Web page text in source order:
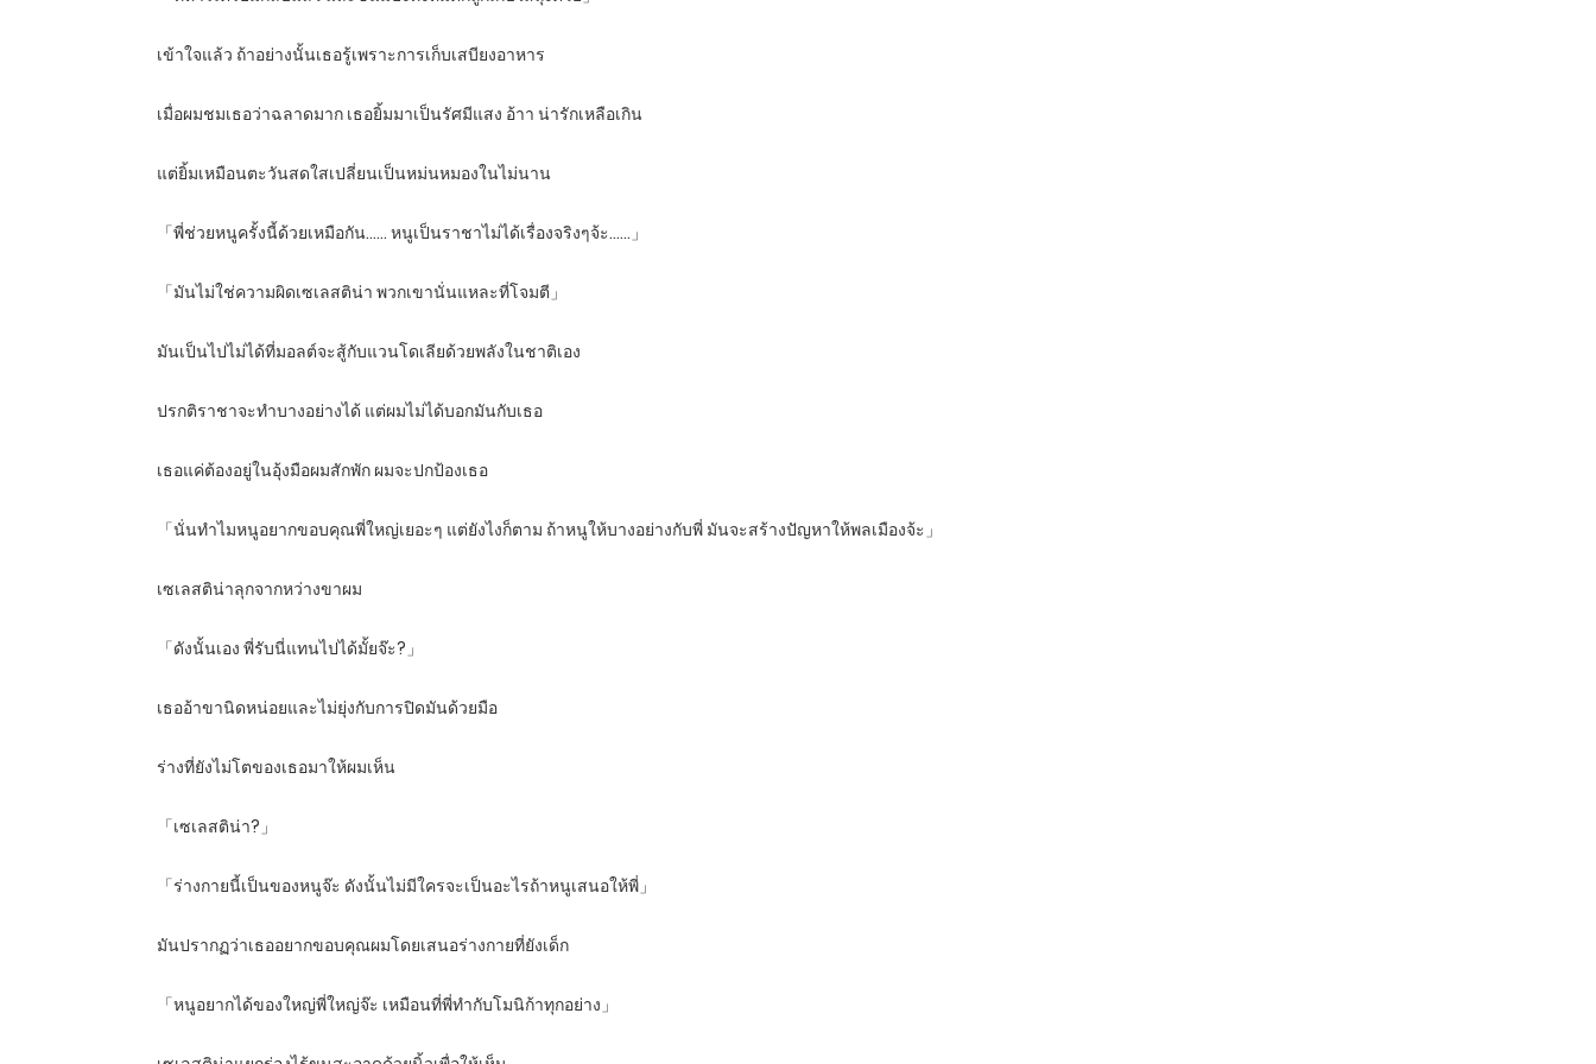
เข้าใจแล้ว ถ้าอย่างนั้นเธอรู้เพราะการเก็บเสบียงอาหาร
เมื่อผมชมเธอว่าฉลาดมาก เธอยิ้มมาเป็นรัศมีแสง อ้าา น่ารักเหลือเกิน
แต่ยิ้มเหมือนตะวันสดใสเปลี่ยนเป็นหม่นหมองในไม่นาน
「พี่ช่วยหนูครั้งนี้ด้วยเหมือกัน…… หนูเป็นราชาไม่ได้เรื่องจริงๆจ้ะ……」
「มันไม่ใช่ความผิดเซเลสติน่า พวกเขานั่นแหละที่โจมตี」
มันเป็นไปไม่ได้ที่มอลต์จะสู้กับแวนโดเลียด้วยพลังในชาติเอง
ปรกติราชาจะทำบางอย่างได้ แต่ผมไม่ได้บอกมันกับเธอ
เธอแค่ต้องอยู่ในอุ้งมือผมสักพัก ผมจะปกป้องเธอ
「นั่นทำไมหนูอยากขอบคุณพี่ใหญ่เยอะๆ แต่ยังไงก็ตาม ถ้าหนูให้บางอย่างกับพี่ มันจะสร้างปัญหาให้พลเมืองจ้ะ」
เซเลสติน่าลุกจากหว่างขาผม
「ดังนั้นเอง พี่รับนี่แทนไปได้มั้ยจ๊ะ?」
เธออ้าขานิดหน่อยและไม่ยุ่งกับการปิดมันด้วยมือ
ร่างที่ยังไม่โตของเธอมาให้ผมเห็น
「เซเลสติน่า?」
「ร่างกายนี้เป็นของหนูจ๊ะ ดังนั้นไม่มีใครจะเป็นอะไรถ้าหนูเสนอให้พี่」
มันปรากฏว่าเธออยากขอบคุณผมโดยเสนอร่างกายที่ยังเด็ก
「หนูอยากได้ของใหญ่พี่ใหญ่จ๊ะ เหมือนที่พี่ทำกับโมนิก้าทุกอย่าง」